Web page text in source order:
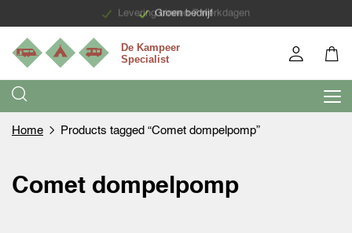
Groen bedrijf
Levering binnen 7 werkdagen
Home Products tagged “Comet dompelpomp”
Comet dompelpomp